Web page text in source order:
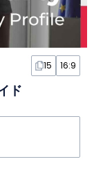
15 16:9
ド